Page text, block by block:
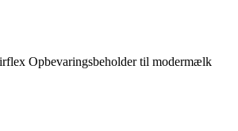
Opbevaringsbeholder til modermælk